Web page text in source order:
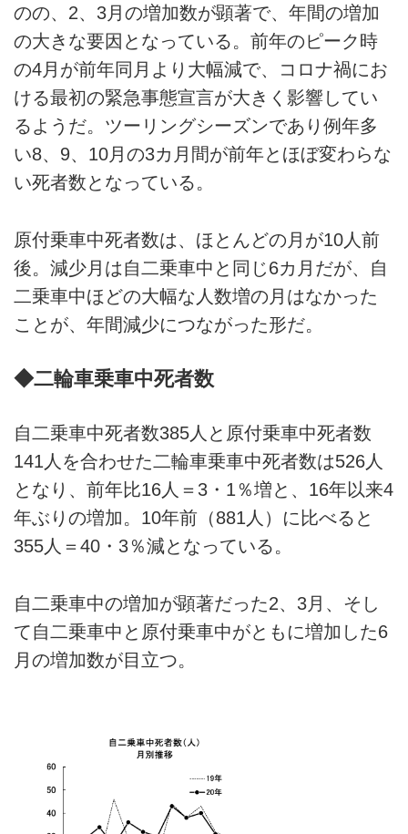
のの、2、3月の増加数が顕著で、年間の増加
の大きな要因となっている。前年のピーク時
の4月が前年同月より大幅減で、コロナ禍にお
ける最初の緊急事態宣言が大きく影響してい
るようだ。ツーリングシーズンであり例年多
い8、9、10月の3カ月間が前年とほぼ変わらな
い死者数となっている。
原付乗車中死者数は、ほとんどの月が10人前
後。減少月は自二乗車中と同じ6カ月だが、自
二乗車中ほどの大幅な人数増の月はなかった
ことが、年間減少につながった形だ。
◆二輪車乗車中死者数
自二乗車中死者数385人と原付乗車中死者数
141人を合わせた二輪車乗車中死者数は526人
となり、前年比16人＝3・1％増と、16年以来4
年ぶりの増加。10年前（881人）に比べると
355人＝40・3％減となっている。
自二乗車中の増加が顕著だった2、3月、そし
て自二乗車中と原付乗車中がともに増加した6
月の増加数が目立つ。